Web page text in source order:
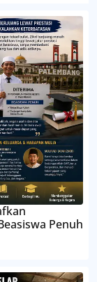
Penuh